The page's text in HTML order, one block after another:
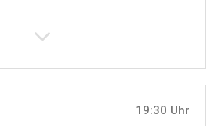
19:30 Uhr